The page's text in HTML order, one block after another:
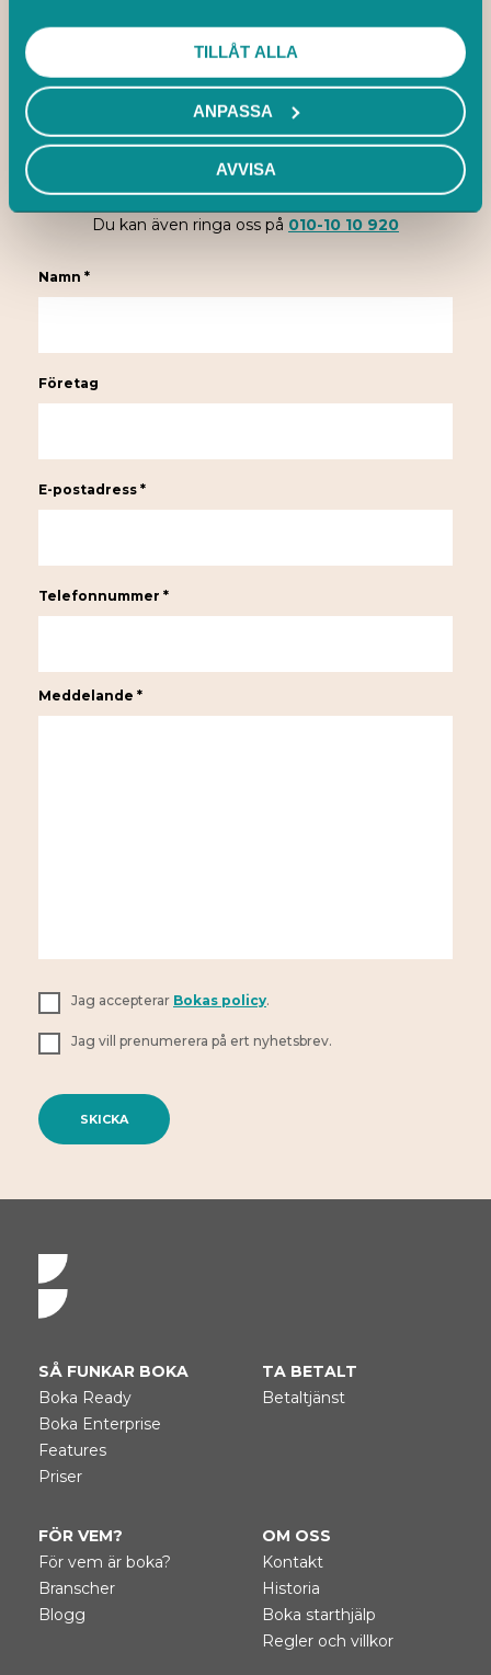
TILLÅT ALLA
ANPASSA
AVVISA
Några funderingar? Hör av
dig till oss!
Vill du veta mer om Boka eller hur våra
Kontakta oss, vi älskar att prata med våra kunder!
Du kan även ringa oss på 010-10 10 920
Namn *
Företag
E-postadress *
Telefonnummer *
Meddelande *
Jag accepterar Bokas policy.
Jag vill prenumerera på ert nyhetsbrev.
r
n
v
e
:
SÅ FUNKAR BOKA
Boka Ready
Boka Enterprise
Features
Priser
TA BETALT
Betaltjänst
FÖR VEM?
För vem är boka?
Branscher
Blogg
OM OSS
Kontakt
Historia
Boka starthjälp
Regler och villkor